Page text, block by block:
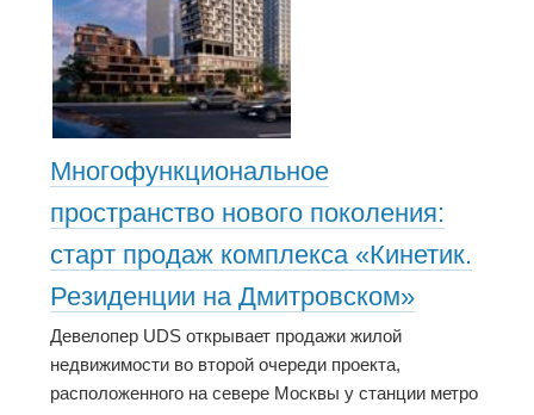
Многофункциональное
пространство нового поколения:
старт продаж комплекса «Кинетик.
Резиденции на Дмитровском»
Девелопер UDS открывает продажи жилой
недвижимости во второй очереди проекта,
расположенного на севере Москвы у станции метро